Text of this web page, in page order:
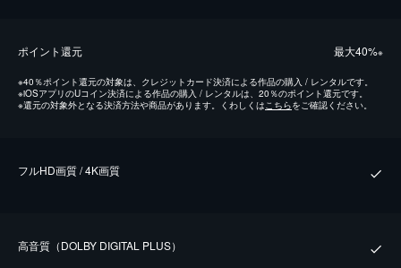
ポイント還元 最⼤40%※
※40％ポイント還元の対象は、クレジットカード決済による作品の購入 / レンタルです。
※iOSアプリのUコイン決済による作品の購入 / レンタルは、20％のポイント還元です。
※還元の対象外となる決済方法や商品があります。くわしくはこちらをご確認ください。
フルHD画質 / 4K画質
⾼⾳質（DOLBY DIGITAL PLUS）